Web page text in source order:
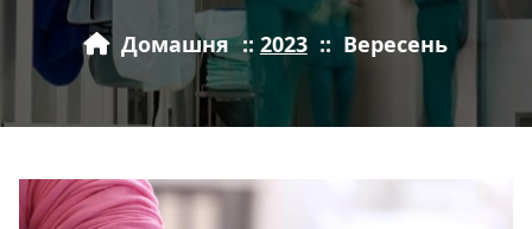
Домашня :: 2023:: Вересень